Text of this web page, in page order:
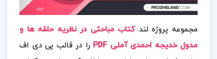
مجموعه پروژه لندکتاب مباحثی در نظریه حلقه ها و
مدول خدیجه احمدی آملی PDF
را در قالب پی دی اف